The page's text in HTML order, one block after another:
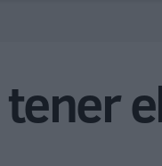
tener